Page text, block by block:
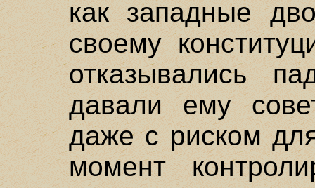
как западные
своему
отказывались
давали ему
даже с риском
момент